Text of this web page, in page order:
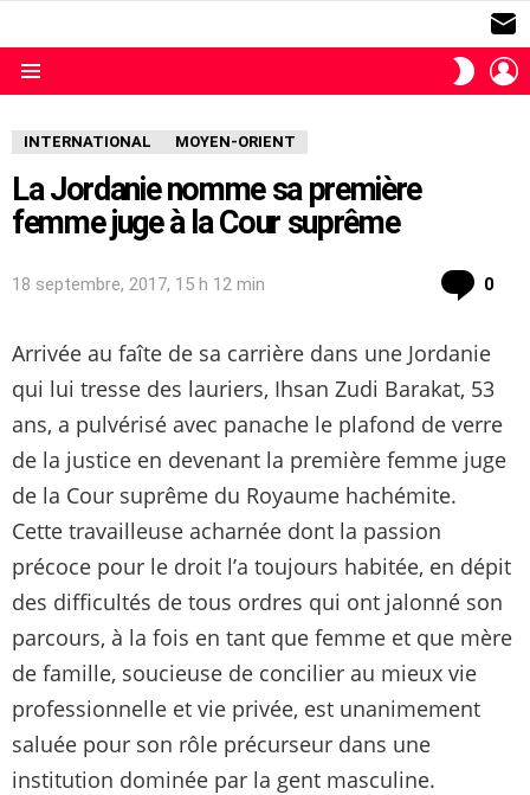
SKIN
INTERNATIONAL MOYEN-ORIENT
La Jordanie nomme sa première
femme juge à la Cour suprême
18 septembre, 2017, 15 h 12 min 0
Arrivée au faîte de sa carrière dans une Jordanie
qui lui tresse des lauriers, Ihsan Zudi Barakat, 53
ans, a pulvérisé avec panache le plafond de verre
de la justice en devenant la première femme juge
de la Cour suprême du Royaume hachémite.
Cette travailleuse acharnée dont la passion
précoce pour le droit l’a toujours habitée, en dépit
des difficultés de tous ordres qui ont jalonné son
parcours, à la fois en tant que femme et que mère
de famille, soucieuse de concilier au mieux vie
professionnelle et vie privée, est unanimement
saluée pour son rôle précurseur dans une
institution dominée par la gent masculine.